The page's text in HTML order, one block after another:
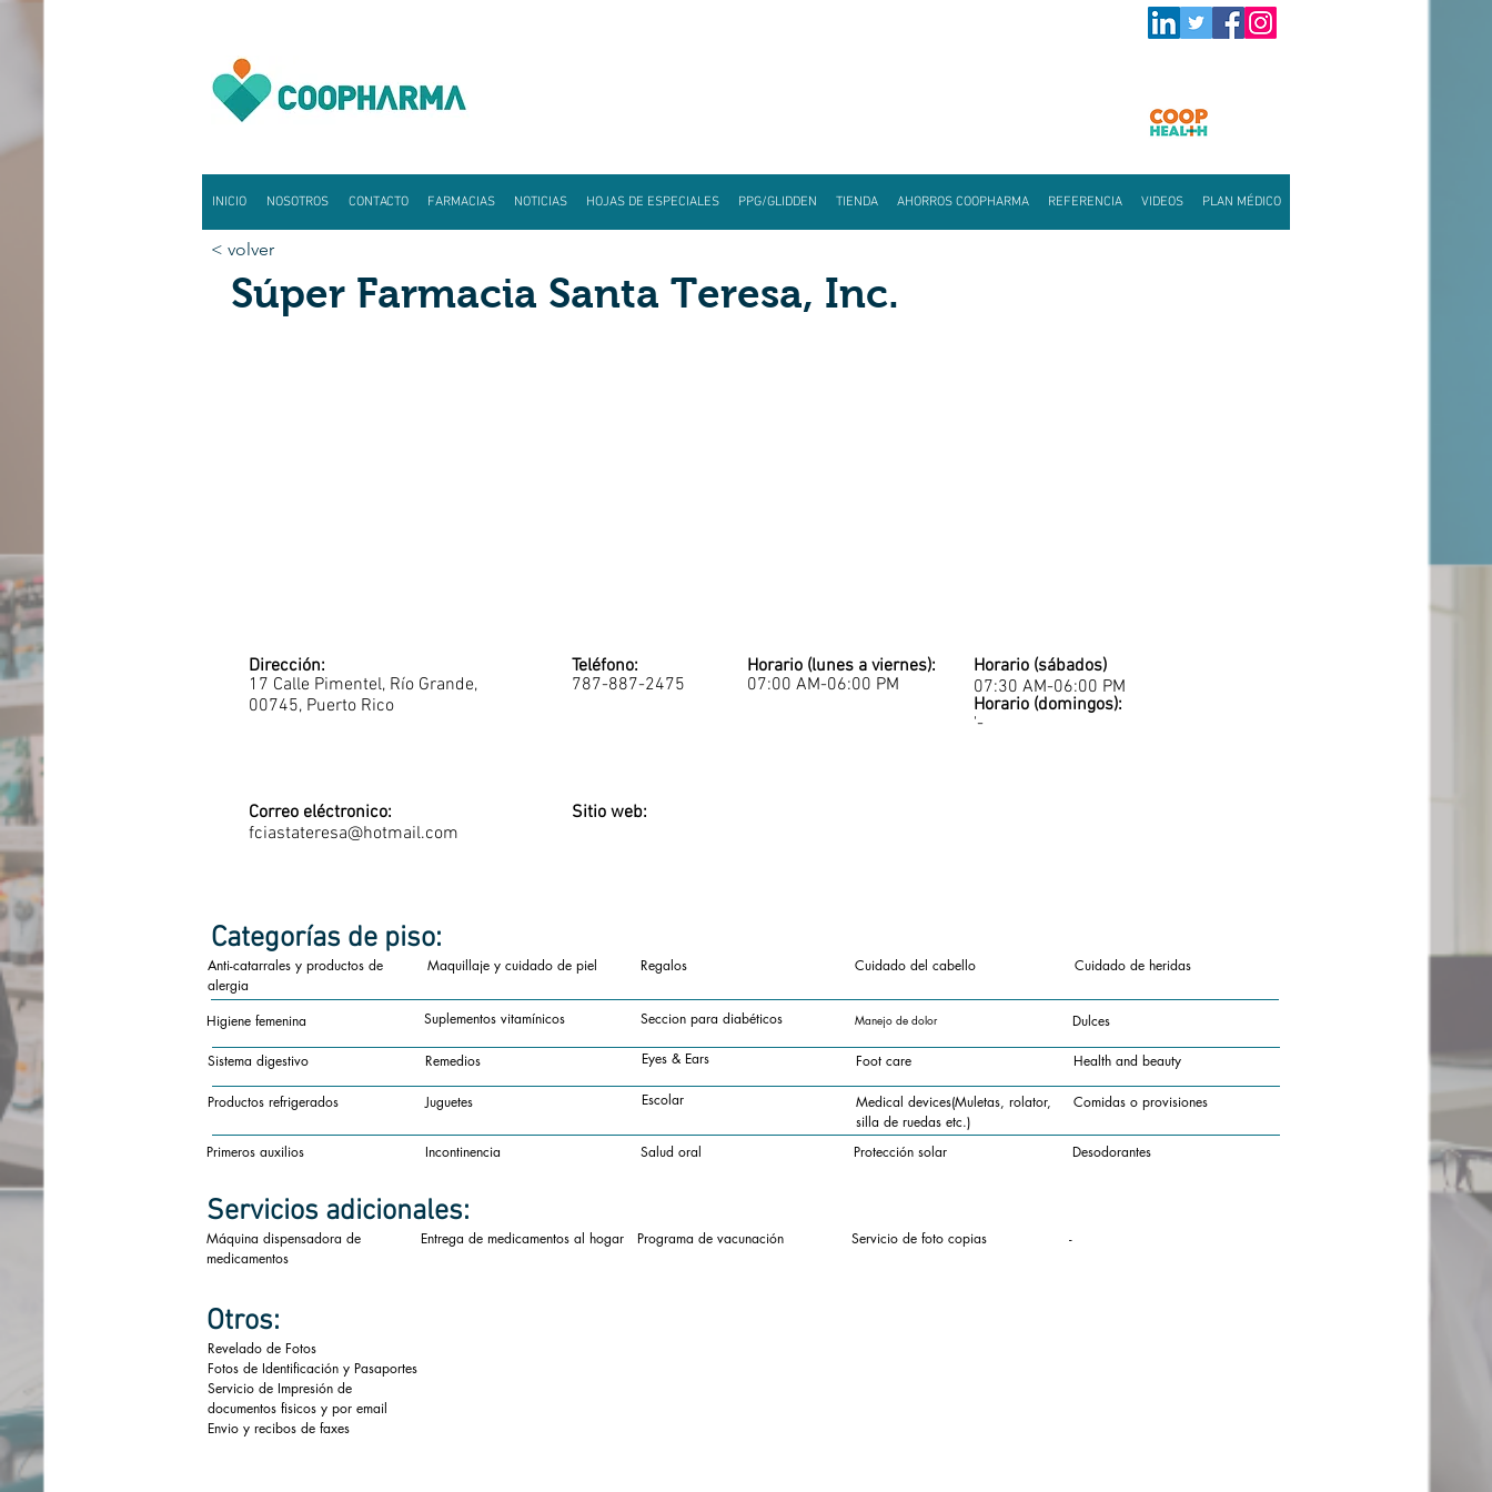
INICIO NOSOTROS CONTACTO FARMACIAS NOTICIAS HOJAS DE ESPECIALES PPG/GLIDDEN TIENDA AHORROS COOPHARMA REFERENCIA VIDEOS PLAN MÉDICO
< volver
Dirección:
17 Calle Pimentel, Río Grande,
00745, Puerto Rico
Teléfono:
787-887-2475
Horario (lunes a viernes):
07:00 AM-06:00 PM
Horario (sábados)
07:30 AM-06:00 PM
Horario (domingos):
'-
Correo eléctronico:
fciastateresa@hotmail.com
Sitio web:
Categorías de piso:
Anti-catarrales y productos de
alergia
Maquillaje y cuidado de piel Cuidado del cabello
Regalos Cuidado de heridas
Higiene femenina Suplementos vitamínicos Manejo de dolor
Seccion para diabéticos Dulces
Sistema digestivo Remedios Foot care Health and beauty
Eyes & Ears
Productos refrigerados Juguetes
Medical devices(Muletas, rolator,
silla de ruedas etc.)
Comidas o provisiones
Escolar
Primeros auxilios Incontinencia Protección solar
Salud oral Desodorantes
Servicios adicionales:
Máquina dispensadora de
medicamentos
Entrega de medicamentos al hogar Programa de vacunación Servicio de foto copias -
Otros:
Revelado de Fotos
Fotos de Identificación y Pasaportes
Servicio de Impresión de
documentos fisicos y por email
Envio y recibos de faxes
Súper Farmacia Santa Teresa, Inc.